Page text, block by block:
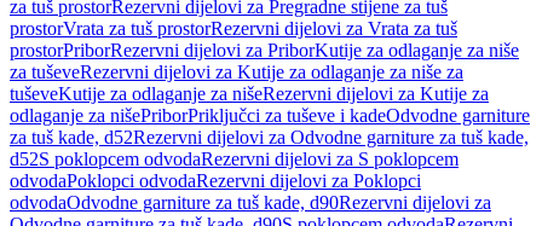
za tuš prostorRezervni dijelovi za Pregradne stijene za tuš
prostorVrata za tuš prostorRezervni dijelovi za Vrata za tuš
prostorPriborRezervni dijelovi za PriborKutije za odlaganje za niše
za tuševeRezervni dijelovi za Kutije za odlaganje za niše za
tuševeKutije za odlaganje za nišeRezervni dijelovi za Kutije za
odlaganje za nišePriborPriključci za tuševe i kadeOdvodne garniture
za tuš kade, d52Rezervni dijelovi za Odvodne garniture za tuš kade,
d52S poklopcem odvodaRezervni dijelovi za S poklopcem
odvodaPoklopci odvodaRezervni dijelovi za Poklopci
odvodaOdvodne garniture za tuš kade, d90Rezervni dijelovi za